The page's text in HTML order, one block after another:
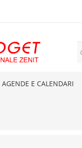
AGENDE E CALENDARI